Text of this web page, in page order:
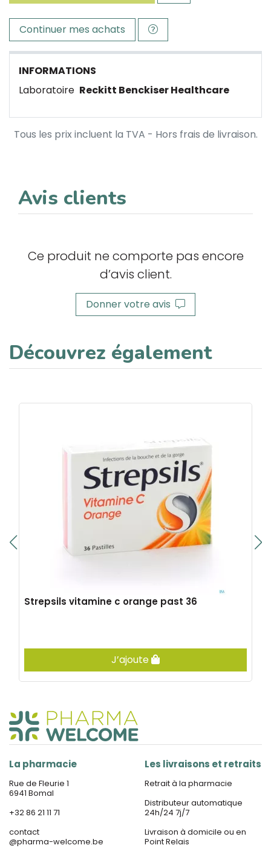
Continuer mes achats
INFORMATIONS
Laboratoire Reckitt Benckiser Healthcare
Tous les prix incluent la TVA - Hors frais de livraison.
Avis clients
Ce produit ne comporte pas encore
d’avis client.
Donner votre avis
Découvrez également
Strepsils vitamine c orange past 36
J’ajoute
La pharmacie
Rue de Fleurie 1
6941 Bomal
+32 86 21 11 71
contact
@pharma-welcome.be
Les livraisons et retraits
Retrait à la pharmacie
Distributeur automatique
24h/24 7j/7
Livraison à domicile ou en
Point Relais